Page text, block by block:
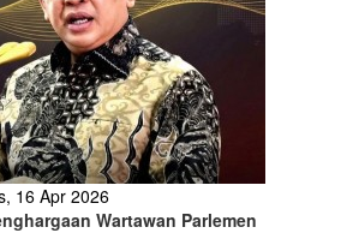
16 Apr 2026
Wartawan Parlemen